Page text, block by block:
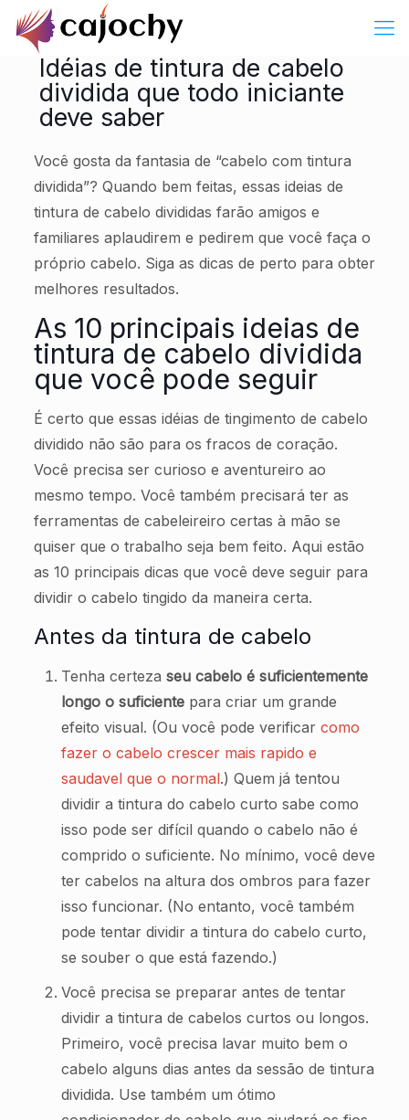
Idéias de tintura de cabelo
dividida que todo iniciante
deve saber
Você gosta da fantasia de “cabelo com tintura
dividida”? Quando bem feitas, essas ideias de
tintura de cabelo divididas farão amigos e
familiares aplaudirem e pedirem que você faça o
próprio cabelo. Siga as dicas de perto para obter
melhores resultados.
As 10 principais ideias de
tintura de cabelo dividida
que você pode seguir
É certo que essas idéias de tingimento de cabelo
dividido não são para os fracos de coração.
Você precisa ser curioso e aventureiro ao
mesmo tempo. Você também precisará ter as
ferramentas de cabeleireiro certas à mão se
quiser que o trabalho seja bem feito. Aqui estão
as 10 principais dicas que você deve seguir para
dividir o cabelo tingido da maneira certa.
Antes da tintura de cabelo
Tenha certeza seu cabelo é suficientemente
longo o suficientepara criar um grande
efeito visual. (Ou você pode verificar como
fazer o cabelo crescer mais rapido e
saudavel que o normal.) Quem já tentou
dividir a tintura do cabelo curto sabe como
isso pode ser difícil quando o cabelo não é
comprido o suficiente. No mínimo, você deve
ter cabelos na altura dos ombros para fazer
isso funcionar. (No entanto, você também
pode tentar dividir a tintura do cabelo curto,
se souber o que está fazendo.)
Você precisa se preparar antes de tentar
dividir a tintura de cabelos curtos ou longos.
Primeiro, você precisa lavar muito bem o
cabelo alguns dias antes da sessão de tintura
dividida. Use também um ótimo